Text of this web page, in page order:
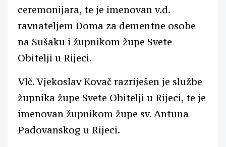
ceremonijara, te je imenovan v.d.
ravnateljem Doma za dementne osobe
na Sušaku i župnikom župe Svete
Obitelji u Rijeci.
Vlč. Vjekoslav Kovač razriješen je službe
župnika župe Svete Obitelji u Rijeci, te je
imenovan župnikom župe sv. Antuna
Padovanskog u Rijeci.